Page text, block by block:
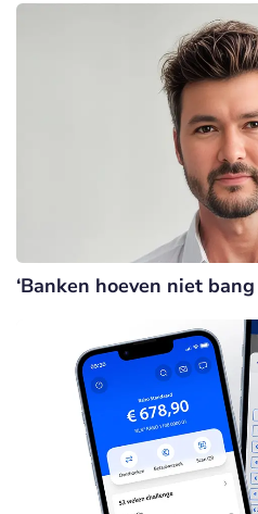
‘Banken hoeven niet